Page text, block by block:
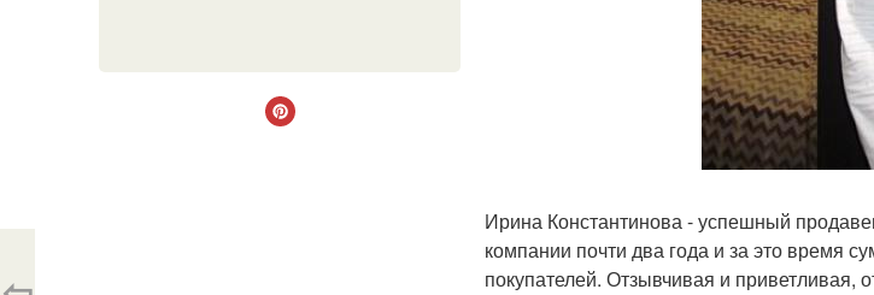
Ирина Константинова - успешный
компании почти два года и за это время
покупателей. Отзывчивая и приветливая,